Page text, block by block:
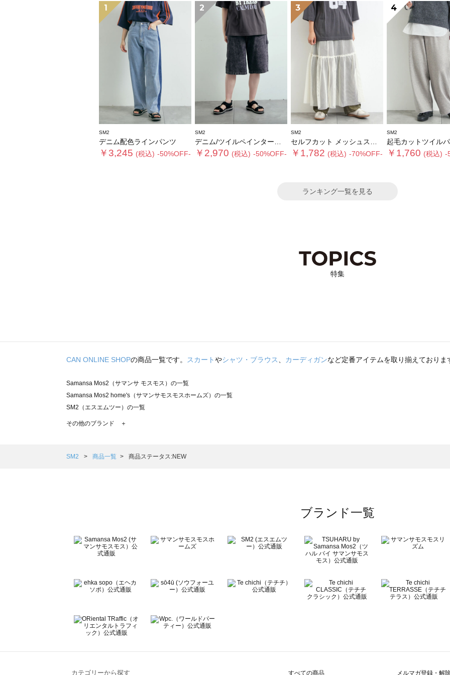
1
SM2
デニム配色ラインパンツ
￥3,245 (税込) -50%OFF-
2
SM2
デニム/ツイルペインターハーフパンツ
￥2,970 (税込) -50%OFF-
3
SM2
セルフカット メッシュスカート
￥1,782 (税込) -70%OFF-
4
SM2
起毛カットツイル
￥1,760 (税込) -
ランキング一覧を見る
特集
CAN ONLINE SHOPの商品一覧です。 スカートやシャツ・ブラウス、 カーディガンなど定番アイテムを取り揃えておりま
Samansa Mos2（サマンサ モスモス）の一覧
Samansa Mos2 home's（サマンサモスモスホームズ）の一覧
SM2（エスエムツー）の一覧
TSUHARU by Samansa Mos2（ツハルバイサマンサモスモス）の一覧
Samansa Mos2 Lagom（サマンサモスモス ラーゴム）の一覧
BETTY'S BLUE（べティーズブルー）の一覧
Wpc.（ワールドパーティー）の一覧
その他のブランド ＋
SM2 商品一覧 商品ステータス:NEW
ブランド一覧
カテゴリーから探す すべての商品 メルマガ登録・解